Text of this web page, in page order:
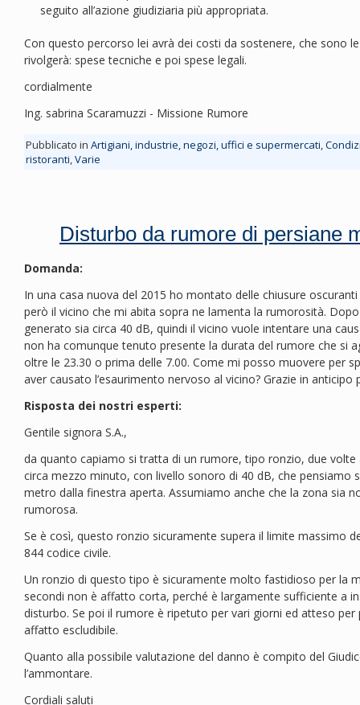
seguito all’azione giudiziaria più appropriata.
Con questo percorso lei avrà dei costi da sostenere, che sono
rivolgerà: spese tecniche e poi spese legali.
cordialmente
Ing. sabrina Scaramuzzi - Missione Rumore
Pubblicato in Artigiani, industrie, negozi, uffici e supermercati,
ristoranti,Varie
Disturbo da rumore di persiane
Domanda:
In una casa nuova del 2015 ho montato delle chiusure
però il vicino che mi abita sopra ne lamenta la rumorosità.
generato sia circa 40 dB, quindi il vicino vuole intentare una
non ha comunque tenuto presente la durata del rumore che si
oltre le 23.30 o prima delle 7.00. Come mi posso muovere per
aver causato l’esaurimento nervoso al vicino? Grazie in anticipo
Risposta dei nostri esperti:
Gentile signora S.A.,
da quanto capiamo si tratta di un rumore, tipo ronzio, due
circa mezzo minuto, con livello sonoro di 40 dB, che pensiamo
metro dalla finestra aperta. Assumiamo anche che la zona sia
rumorosa.
Se è così, questo ronzio sicuramente supera il limite massimo
844 codice civile.
Un ronzio di questo tipo è sicuramente molto fastidioso per la
secondi non è affatto corta, perché è largamente sufficiente a
disturbo. Se poi il rumore è ripetuto per vari giorni ed atteso
affatto escludibile.
Quanto alla possibile valutazione del danno è compito del
l’ammontare.
Cordiali saluti